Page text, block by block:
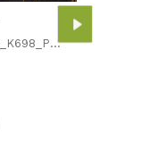
RP_K698_PN_900